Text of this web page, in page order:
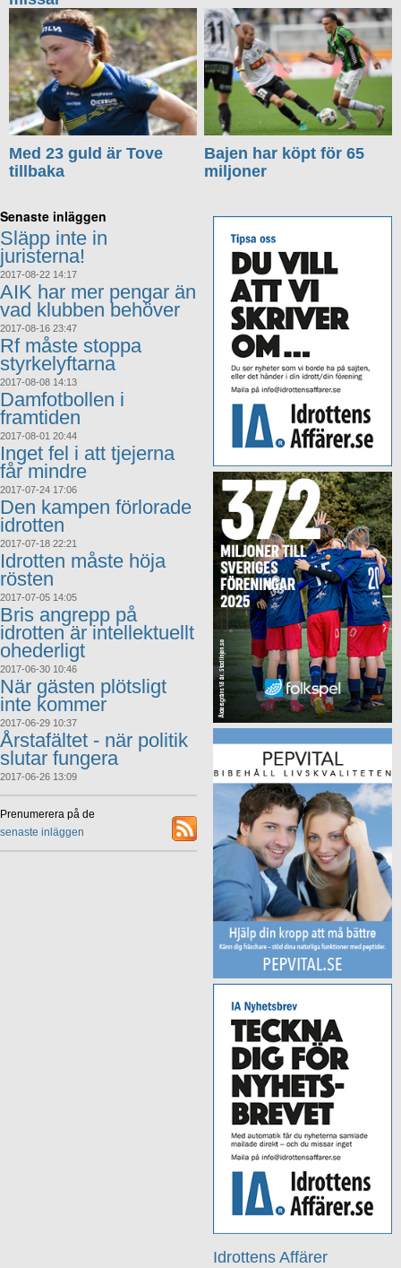
Med 23 guld är Tove
tillbaka
Bajen har köpt för 65
miljoner
Idrottens Affärer
Senaste inläggen
Släpp inte in
juristerna!
2017-08-22 14:17
AIK har mer pengar än
vad klubben behöver
2017-08-16 23:47
Rf måste stoppa
styrkelyftarna
2017-08-08 14:13
Damfotbollen i
framtiden
2017-08-01 20:44
Inget fel i att tjejerna
får mindre
2017-07-24 17:06
Den kampen förlorade
idrotten
2017-07-18 22:21
Idrotten måste höja
rösten
2017-07-05 14:05
Bris angrepp på
idrotten är intellektuellt
ohederligt
2017-06-30 10:46
När gästen plötsligt
inte kommer
2017-06-29 10:37
Årstafältet - när politik
slutar fungera
2017-06-26 13:09
Prenumerera på de
senaste inläggen